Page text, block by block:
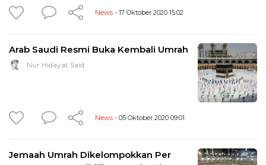
News - 17 Oktober 2020 15:02
Arab Saudi Resmi Buka Kembali Umrah
Nur Hidayat Said
News - 05 Oktober 2020 09:01
Jemaah Umrah Dikelompokkan Per